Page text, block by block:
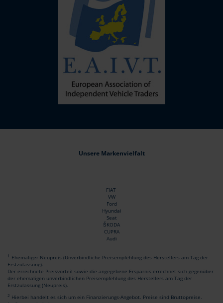
Unsere Markenvielfalt
FIAT
VW
Ford
Hyundai
Seat
ŠKODA
CUPRA
Audi
1 Ehemaliger Neupreis (Unverbindliche Preisempfehlung des Herstellers am Tag der
Erstzulassung).
Der errechnete Preisvorteil sowie die angegebene Ersparnis errechnet sich gegenüber
der ehemaligen unverbindlichen Preisempfehlung des Herstellers am Tag der
Erstzulassung (Neupreis).
2 Hierbei handelt es sich um ein Finanzierungs-Angebot. Preise sind Bruttopreise.